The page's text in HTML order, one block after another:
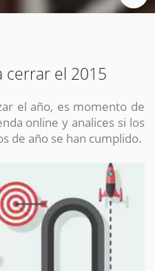
cerrar el 2015
el año, es momento de
online y analices si los
de año se han cumplido.